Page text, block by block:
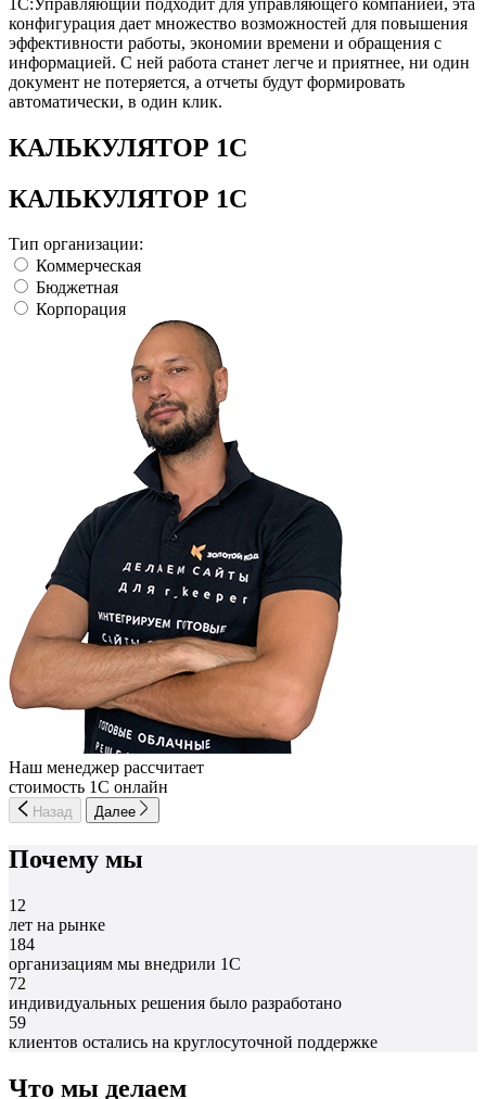
конфигурация дает множество возможностей для повышения
эффективности работы, экономии времени и обращения с
информацией. С ней работа станет легче и приятнее, ни один
документ не потеряется, а отчеты будут формировать
автоматически, в один клик.
КАЛЬКУЛЯТОР 1С
КАЛЬКУЛЯТОР 1С
Тип организации:
Коммерческая
Бюджетная
Корпорация
Наш менеджер рассчитает
стоимость 1С онлайн
Назад Далее
Почему мы
12
лет на рынке
184
организациям мы внедрили 1С
72
индивидуальных решения было разработано
59
клиентов остались на круглосуточной поддержке
Что мы делаем